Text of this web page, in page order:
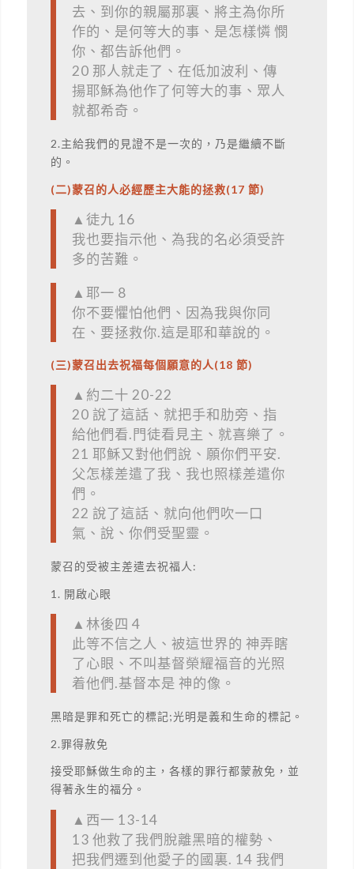
去、到你的親屬那裏、將主為你所
作的、是何等大的事、是怎樣憐 憫
你、都告訴他們。
20 那人就走了、在低加波利、傳
揚耶穌為他作了何等大的事、眾人
就都希奇。
2.主給我們的見證不是一次的，乃是繼續不斷
的。
(二)蒙召的人必經歷主大能的拯救(17 節)
▲徒九 16
我也要指示他、為我的名必須受許
多的苦難。
▲耶一 8
你不要懼怕他們、因為我與你同
在、要拯救你.這是耶和華說的。
(三)蒙召出去祝福每個願意的人(18 節)
▲約二十 20-22
20 說了這話、就把手和肋旁、指
給他們看.門徒看見主、就喜樂了。
21 耶穌又對他們說、願你們平安.
父怎樣差遣了我、我也照樣差遣你
們。
22 說了這話、就向他們吹一口
氣、說、你們受聖靈。
蒙召的受被主差遣去祝福人:
1. 開啟心眼
▲林後四 4
此等不信之人、被這世界的 神弄瞎
了心眼、不叫基督榮耀福音的光照
着他們.基督本是 神的像。
黑暗是罪和死亡的標記;光明是義和生命的標記。
2.罪得赦免
接受耶穌做生命的主，各樣的罪行都蒙赦免，並
得著永生的福分。
▲西一 13-14
13 他救了我們脫離黑暗的權勢、
把我們遷到他愛子的國裏. 14 我們